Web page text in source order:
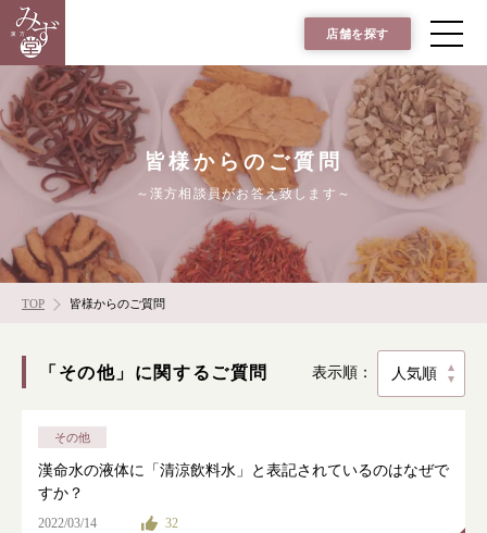
店舗を探す
皆様からのご質問
～漢方相談員がお答え致します～
TOP 皆様からのご質問
「その他」に関するご質問 表示順：
その他
漢命水の液体に「清涼飲料水」と表記されているのはなぜで
すか？
2022/03/14 32